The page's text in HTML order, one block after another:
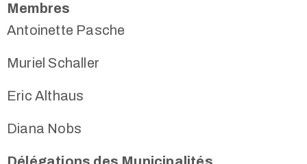
Membres
Antoinette Pasche
Muriel Schaller
Eric Althaus
Diana Nobs